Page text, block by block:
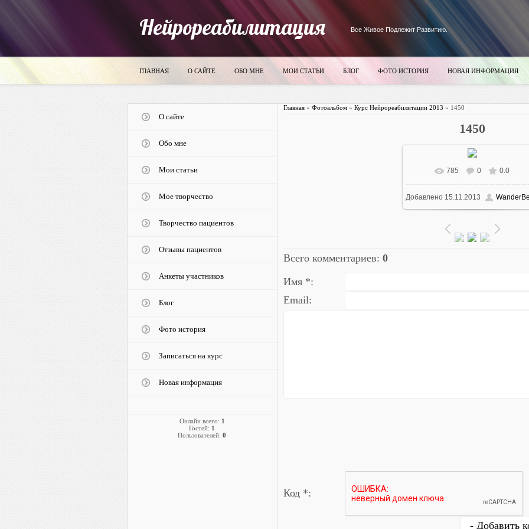
Нейрореабилитация Все Живое Подлежит Развитию.
ГЛАВНАЯ О САЙТЕ ОБО МНЕ МОИ СТАТЬИ БЛОГ ФОТО ИСТОРИЯ НОВАЯ ИНФОРМАЦИЯ
О сайте
Обо мне
Мои статьи
Мое творчество
Творчество пациентов
Отзывы пациентов
Анкеты участников
Блог
Фото история
Записаться на курс
Новая информация
Онлайн всего: 1
Гостей: 1
Пользователей: 0
Главная» Фотоальбом» Курс Нейрореабилитации 2013 » 1450
1450
В реальном размере 700x525
96.6Kb
785 0 0.0
Добавлено 15.11.2013
Всего комментариев: 0
Имя *:
Email:
Код *: